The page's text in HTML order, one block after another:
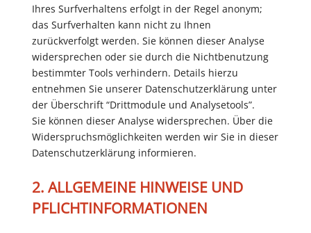
Ihres Surfverhaltens erfolgt in der Regel anonym;
das Surfverhalten kann nicht zu Ihnen
zurückverfolgt werden. Sie können dieser Analyse
widersprechen oder sie durch die Nichtbenutzung
bestimmter Tools verhindern. Details hierzu
entnehmen Sie unserer Datenschutzerklärung unter
der Überschrift “Drittmodule und Analysetools”.
Sie können dieser Analyse widersprechen. Über die
Widerspruchsmöglichkeiten werden wir Sie in dieser
Datenschutzerklärung informieren.
2. ALLGEMEINE HINWEISE UND
PFLICHTINFORMATIONEN